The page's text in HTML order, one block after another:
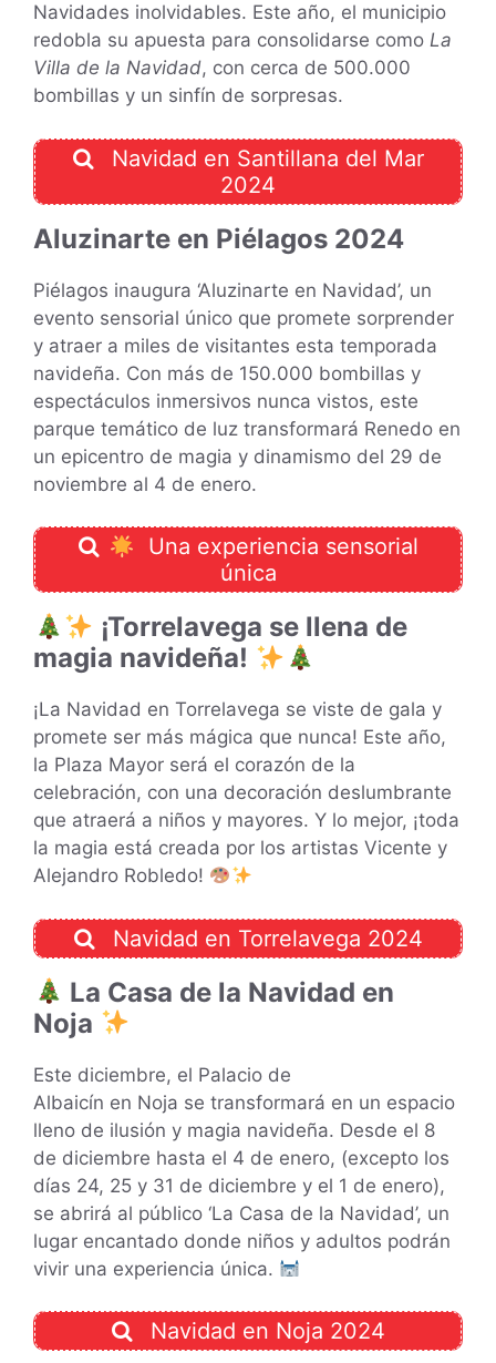
Navidades inolvidables. Este año, el municipio
redobla su apuesta para consolidarse como La
Villa de la Navidad, con cerca de 500.000
bombillas y un sinfín de sorpresas.
Navidad en Santillana del Mar
2024
Aluzinarte en Piélagos 2024
Piélagos inaugura ‘Aluzinarte en Navidad’, un
evento sensorial único que promete sorprender
y atraer a miles de visitantes esta temporada
navideña. Con más de 150.000 bombillas y
espectáculos inmersivos nunca vistos, este
parque temático de luz transformará Renedo en
un epicentro de magia y dinamismo del 29 de
noviembre al 4 de enero.
Una experiencia sensorial
única
¡Torrelavega se llena de
magia navideña!
¡La Navidad en Torrelavega se viste de gala y
promete ser más mágica que nunca! Este año,
la Plaza Mayor será el corazón de la
celebración, con una decoración deslumbrante
que atraerá a niños y mayores. Y lo mejor, ¡toda
la magia está creada por los artistas Vicente y
Alejandro Robledo!
Navidad en Torrelavega 2024
La Casa de la Navidad en
Noja
Este diciembre, el Palacio de
Albaicín en Noja se transformará en un espacio
lleno de ilusión y magia navideña. Desde el 8
de diciembre hasta el 4 de enero, (excepto los
días 24, 25 y 31 de diciembre y el 1 de enero),
se abrirá al público ‘La Casa de la Navidad’, un
lugar encantado donde niños y adultos podrán
vivir una experiencia única.
Navidad en Noja 2024